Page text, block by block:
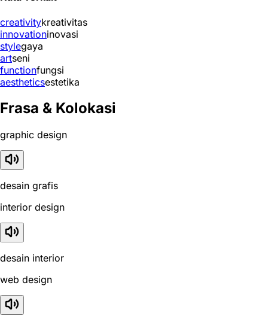
creativitykreativitas
innovationinovasi
stylegaya
artseni
functionfungsi
aestheticsestetika
Frasa & Kolokasi
graphic design
desain grafis
interior design
desain interior
web design